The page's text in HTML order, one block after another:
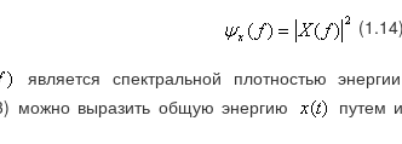
(1.14)
является спектральной плотностью
можно выразить общую энергию
путем